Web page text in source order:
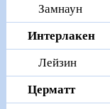
Замнаун
Интерлакен
Лейзин
Церматт